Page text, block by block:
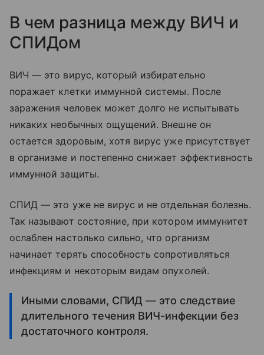
В чем разница между ВИЧ и
СПИДом
ВИЧ — это вирус, который избирательно
поражает клетки иммунной системы. После
заражения человек может долго не испытывать
никаких необычных ощущений. Внешне он
остается здоровым, хотя вирус уже присутствует
в организме и постепенно снижает эффективность
иммунной защиты.
СПИД — это уже не вирус и не отдельная болезнь.
Так называют состояние, при котором иммунитет
ослаблен настолько сильно, что организм
начинает терять способность сопротивляться
инфекциям и некоторым видам опухолей.
Иными словами, СПИД — это следствие
длительного течения ВИЧ-инфекции без
достаточного контроля.